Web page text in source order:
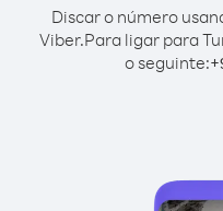
Discar o número
Viber.Para ligar para
o seguinte:+